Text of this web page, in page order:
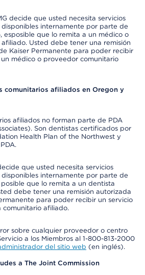
decide que usted necesita servicios
internamente por parte de
esposible que lo remita a un médico o
Usted debe tener una remisión
Kaiser Permanente para poder recibir
médico o proveedor comunitario
comunitarios afiliados en Oregon y
afiliados no forman parte de PDA
Son dentistas certificados por
Health Plan of the Northwest y
que usted necesita servicios
internamente por parte de
que lo remita a un dentista
debe tener una remisión autorizada
para poder recibir un servicio
afiliado.
sobre cualquier proveedor o centro
a los Miembros al 1-800-813-2000
del sitio web (en inglés).
a The Joint Commission